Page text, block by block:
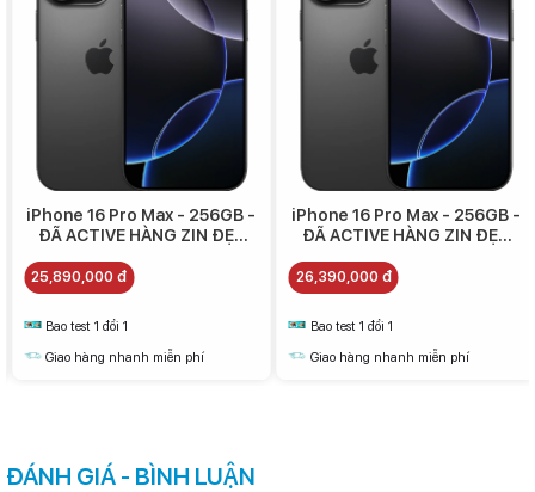
iPhone 16 Pro Max - 256GB -
ĐÃ ACTIVE HÀNG ZIN ĐẸP
25,890,000 đ
Bao test 1 đổi 1
Giao hàng nhanh miễn phí
iPhone 16 Pro Max - 256GB -
ĐÃ ACTIVE HÀNG ZIN ĐẸP
26,390,000 đ
Bao test 1 đổi 1
Giao hàng nhanh miễn phí
ĐÁNH GIÁ - BÌNH LUẬN